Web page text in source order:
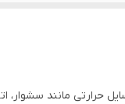
حرارتی مانند